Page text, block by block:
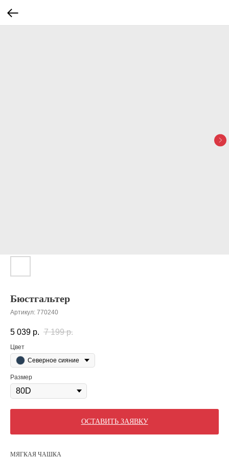
Бюстгальтер
Артикул: 770240
5 039 р. 7 199 р.
Цвет
Северное сияние
Размер
ОСТАВИТЬ ЗАЯВКУ
МЯГКАЯ ЧАШКА